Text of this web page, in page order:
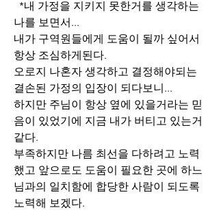
나를 보면서...
내가 구역원들에게 도움이 될까 싶어서
항상 조심하게된다.
오로지 나혼자 생각하고 결정해야되는
결손된 가정의 입장이 되다보니...
하지만 주님이 항상 옆에 있을거라는 믿
음이 있었기에 지금 내가 버티고 있는거
같다.
부족하지만 나름 최선을 다하려고 노력
했고 앞으로도 도움이 필요한 곳에 하느
님과의 일치함에 합당한 사람이 되도록
노력해 보겠다.